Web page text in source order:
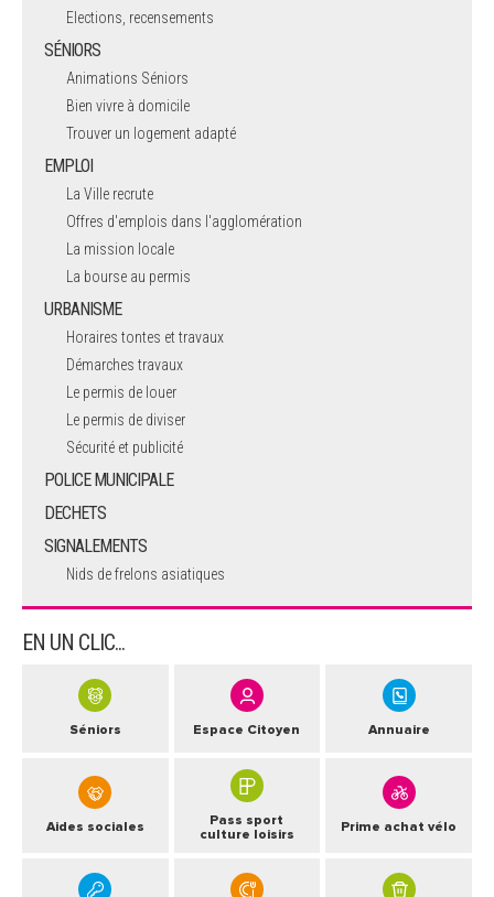
Elections, recensements
SÉNIORS
Animations Séniors
Bien vivre à domicile
Trouver un logement adapté
EMPLOI
La Ville recrute
Offres d'emplois dans l'agglomération
La mission locale
La bourse au permis
URBANISME
Horaires tontes et travaux
Démarches travaux
Le permis de louer
Le permis de diviser
Sécurité et publicité
POLICE MUNICIPALE
DECHETS
SIGNALEMENTS
Nids de frelons asiatiques
EN UN CLIC...
Séniors Espace Citoyen Annuaire
Aides sociales
Pass sport
culture loisirs
Prime achat vélo